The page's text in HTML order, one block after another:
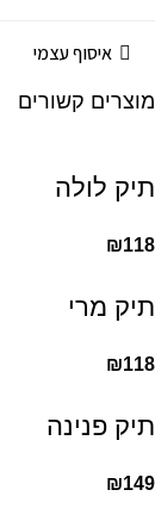
איסוף עצמי
מוצרים קשורים
תיק לולה
₪118
תיק מרי
₪118
תיק פנינה
₪149